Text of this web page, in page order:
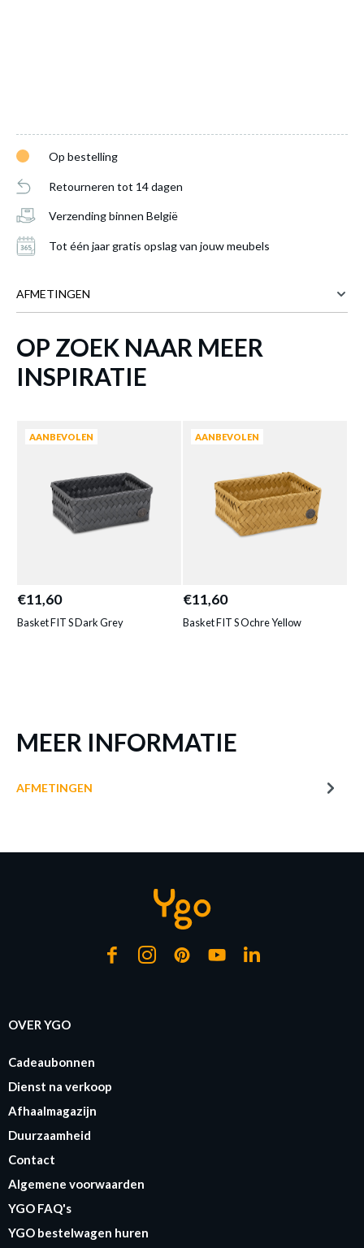
Op bestelling
Retourneren tot 14 dagen
Verzending binnen België
Tot één jaar gratis opslag van jouw meubels
AFMETINGEN
BREEDTE 18 cm
HOOGTE
OP ZOEK NAAR MEER
INSPIRATIE
AANBEVOLEN
€11,60
Basket FIT S Dark Grey
AANBEVOLEN
€11,60
Basket FIT S Ochre Yellow
MEER INFORMATIE
AFMETINGEN
€ 11,60
Prijs per stuk, incl. btw en excl. verzendkosten
OVER YGO
Cadeaubonnen
Dienst na verkoop
Afhaalmagazijn
Duurzaamheid
Contact
Algemene voorwaarden
YGO FAQ's
YGO bestelwagen huren